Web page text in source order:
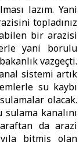
lazım. Yani
topladınız
bir arazisi
yani borulu
vazgeçti.
sistemi artık
su kaybı
olacak.
kanalını
da arazi
yıla bitmiş olan